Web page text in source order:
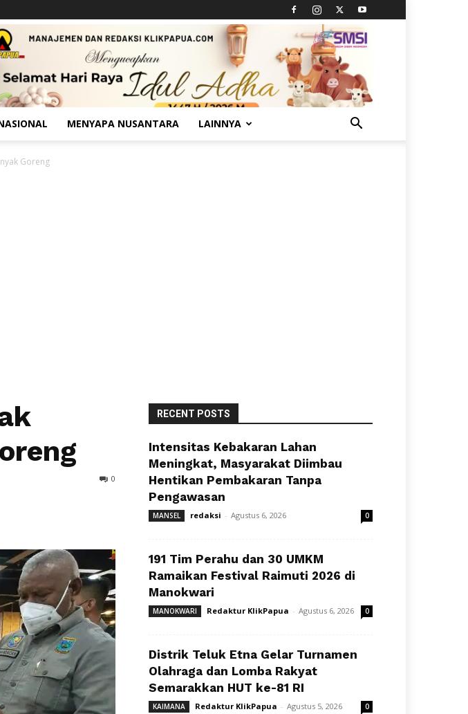
MENYAPA NUSANTARA LAINNYA
Goreng
0
RECENT POSTS
Intensitas Kebakaran Lahan
Meningkat, Masyarakat Diimbau
Hentikan Pembakaran Tanpa
Pengawasan
MANSEL redaksi - Agustus 6, 2026 0
191 Tim Perahu dan 30 UMKM
Ramaikan Festival Raimuti 2026 di
Manokwari
MANOKWARI Redaktur KlikPapua - Agustus 6, 2026 0
Distrik Teluk Etna Gelar Turnamen
Olahraga dan Lomba Rakyat
Semarakkan HUT ke-81 RI
KAIMANA Redaktur KlikPapua - Agustus 5, 2026 0